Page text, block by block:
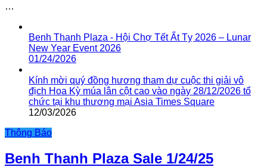
…
Benh Thanh Plaza - Hội Chợ Tết Ất Tỵ 2026 – Lunar
New Year Event 2026
01/24/2026
Kính mời quý đồng hương tham dự cuộc thi giải vô
địch Hoa Kỳ múa lân cột cao vào ngày 28/12/2026 tổ
chức tại khu thương mại Asia Times Square
12/03/2026
Thông Báo
Benh Thanh Plaza Sale 1/24/25